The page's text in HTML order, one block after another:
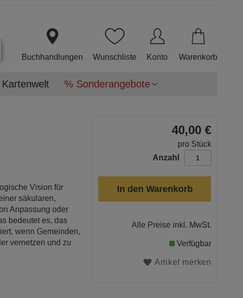
Buchhandlungen Wunschliste Konto Warenkorb
Kartenwelt % Sonderangebote
Vision für
säkularen,
Anpassung oder
bedeutet es, das
wenn Gemeinden,
vernetzen und zu
40,00 €
pro Stück
Anzahl
In den Warenkorb
Alle Preise inkl. MwSt.
Verfügbar
Artikel merken